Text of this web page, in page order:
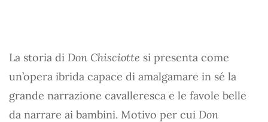
La storia di Don Chisciotte si presenta come
un’opera ibrida capace di amalgamare in sé la
grande narrazione cavalleresca e le favole belle
da narrare ai bambini. Motivo per cui Don